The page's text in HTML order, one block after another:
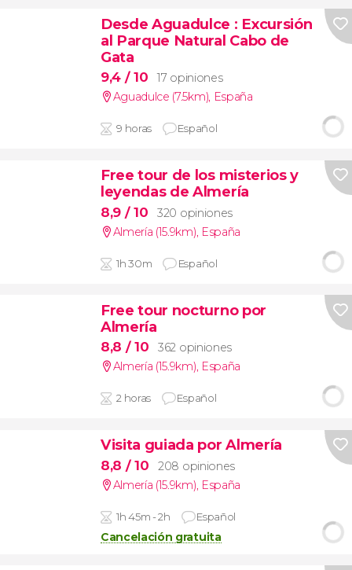
Desde Aguadulce : Excursión
al Parque Natural Cabo de
Gata
9,4 / 10
17 opiniones
Aguadulce (7.5km), España
9 horas Español
Free tour de los misterios y
leyendas de Almería
8,9 / 10
320 opiniones
Almería (15.9km), España
1h 30m Español
Free tour nocturno por
Almería
8,8 / 10
362 opiniones
Almería (15.9km), España
2 horas Español
Visita guiada por Almería
8,8 / 10
208 opiniones
Almería (15.9km), España
1h 45m - 2h Español
Cancelación gratuita